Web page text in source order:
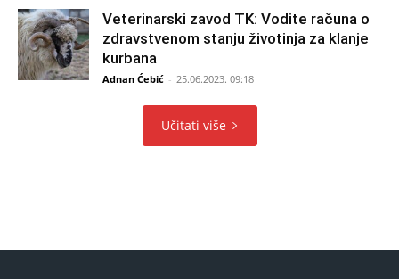
Veterinarski zavod TK: Vodite računa o
zdravstvenom stanju životinja za klanje
kurbana
Adnan Ćebić - 25.06.2023. 09:18
Učitati više